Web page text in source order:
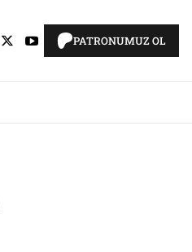
PATRONUMUZ OL